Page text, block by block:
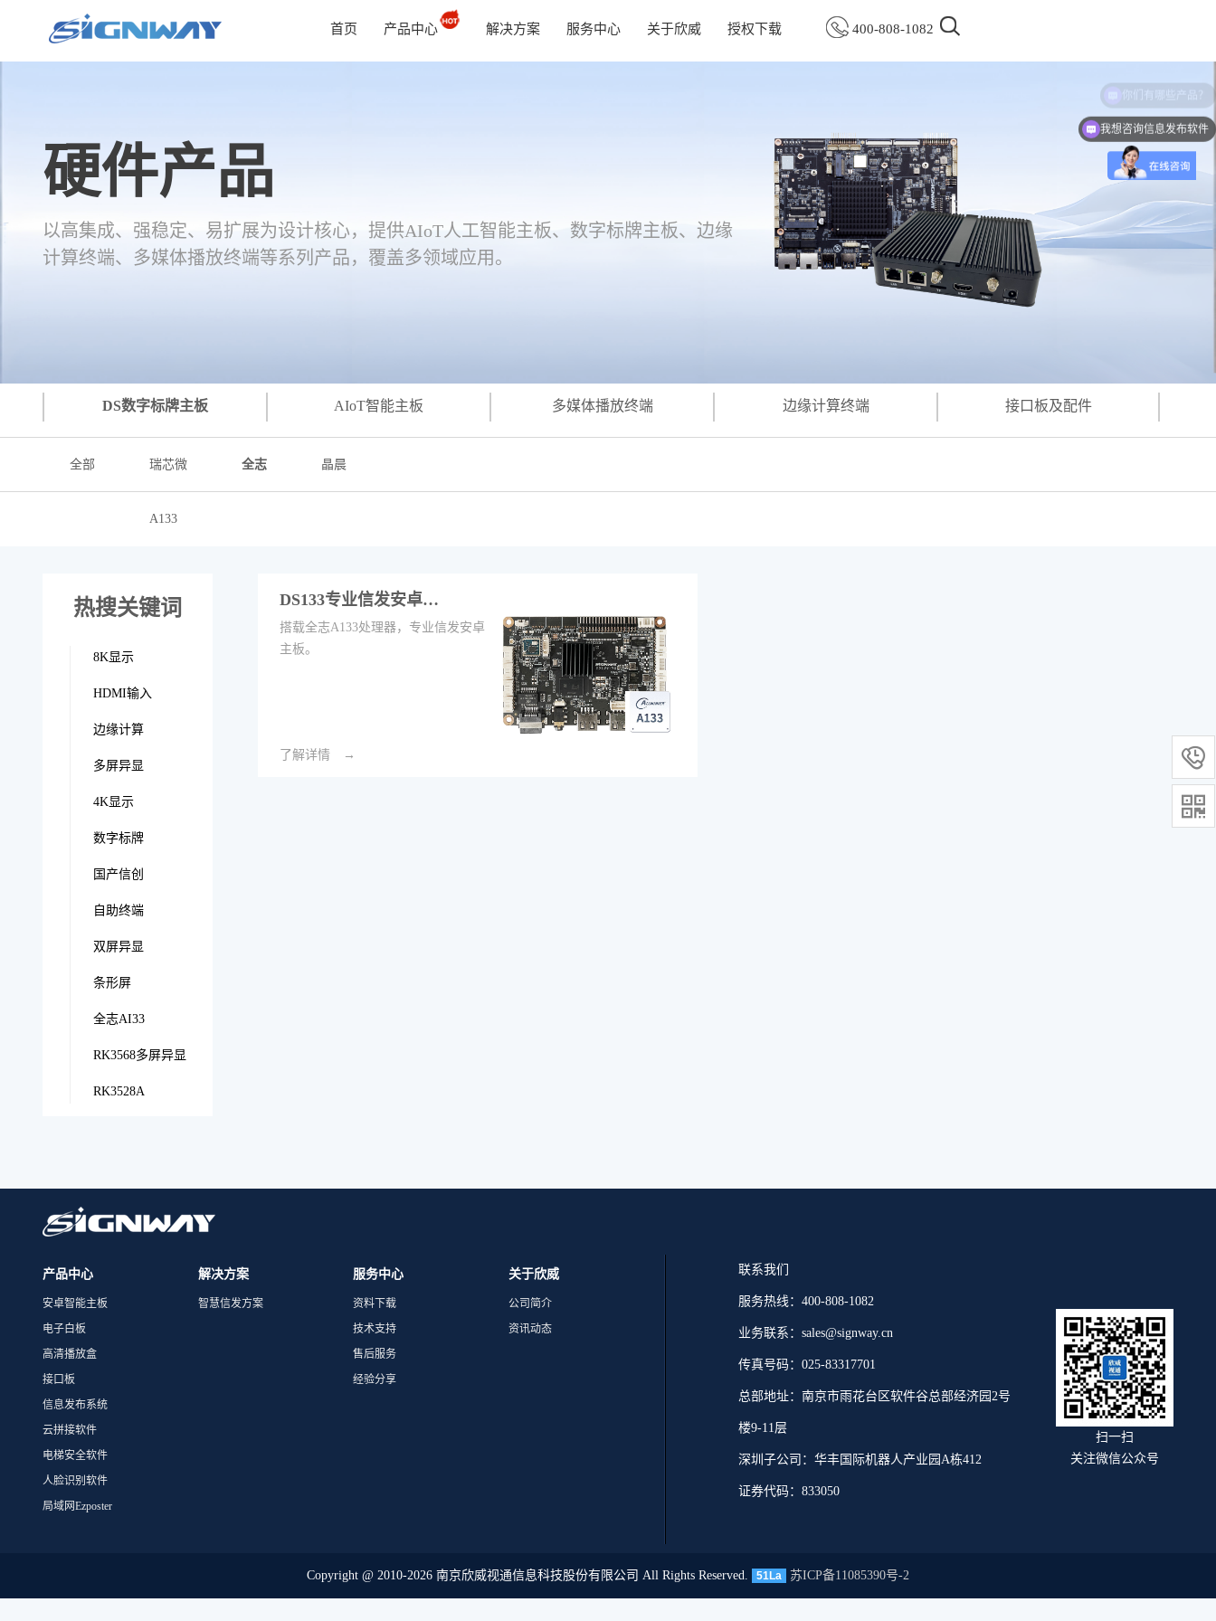
首页 产品中心 解决方案 服务中心 关于欣威 授权下载 400-808-1082
硬件产品
以高集成、强稳定、易扩展为设计核心，提供AIoT人工智能主板、数字标牌主板、边缘
计算终端、多媒体播放终端等系列产品，覆盖多领域应用。
DS数字标牌主板 AIoT智能主板 多媒体播放终端 边缘计算终端 接口板及配件
全部 瑞芯微 全志 晶晨
A133
热搜关键词
8K显示
HDMI输入
边缘计算
多屏异显
4K显示
数字标牌
国产信创
自助终端
双屏异显
条形屏
全志AI33
RK3568多屏异显
RK3528A
DS133专业信发安卓…
搭载全志A133处理器，专业信发安卓
主板。
了解详情
产品中心
安卓智能主板
电子白板
高清播放盒
接口板
信息发布系统
云拼接软件
电梯安全软件
人脸识别软件
局域网Ezposter
解决方案
智慧信发方案
服务中心
资料下载
技术支持
售后服务
经验分享
关于欣威
公司简介
资讯动态
联系我们
服务热线：400-808-1082
业务联系：sales@signway.cn
传真号码：025-83317701
总部地址：南京市雨花台区软件谷总部经济园2号
楼9-11层
深圳子公司：华丰国际机器人产业园A栋412
证券代码：833050
扫一扫
关注微信公众号
Copyright @ 2010-2026 南京欣威视通信息科技股份有限公司 All Rights Reserved. 51La 苏ICP备11085390号-2


你们有哪些产品？
我想咨询信息发布软件